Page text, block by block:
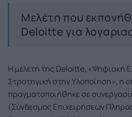
Μελέτη που
Deloitte για
Η μελέτη της Deloitte, «Ψηφιακή
Στρατηγική στην Υλοποίηση», η
πραγματοποιήθηκε σε
(Σύνδεσμος Επιχειρήσεων